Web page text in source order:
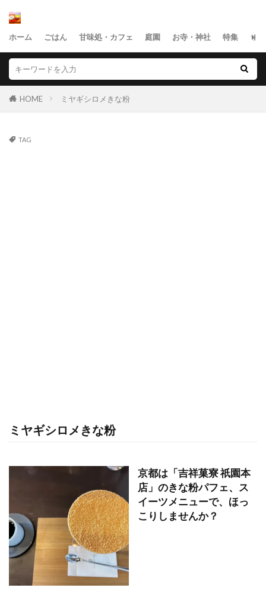
ホーム ごはん 甘味処・カフェ 庭園 お寺・神社 特集 サ
HOME ミヤギシロメきな粉
TAG
ミヤギシロメきな粉
京都は「吉祥菓寮 祇園本
店」のきな粉パフェ、ス
イーツメニューで、ほっ
こりしませんか？